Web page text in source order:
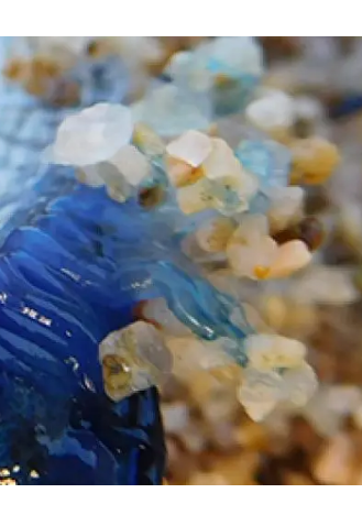
Programa de másteres y doctorado
Visitante o sabático
Un lugar donde crecer
Desarrollo de carrera
Seminarios y actividades internas
Te ofrecemos formación